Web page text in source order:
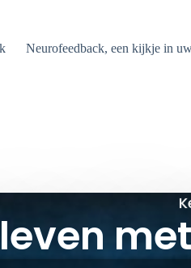
Neurofeedback, een kijkje in